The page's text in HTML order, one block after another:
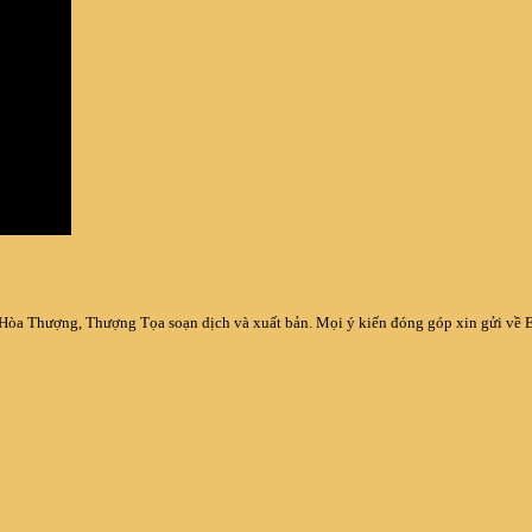
Thượng, Thượng Tọa soạn dịch và xuất bản. Mọi ý kiến đóng góp xin gửi về